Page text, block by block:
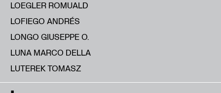
LOEGLER ROMUALD
LOFIEGO ANDRÉS
LONGO GIUSEPPE O.
LUNA MARCO DELLA
LUTEREK TOMASZ